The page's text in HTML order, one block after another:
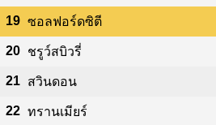
19 ซอลฟอร์ดซิตี
20 ชรูว์สบิวรี่
21 สวินดอน
22 ทรานเมียร์